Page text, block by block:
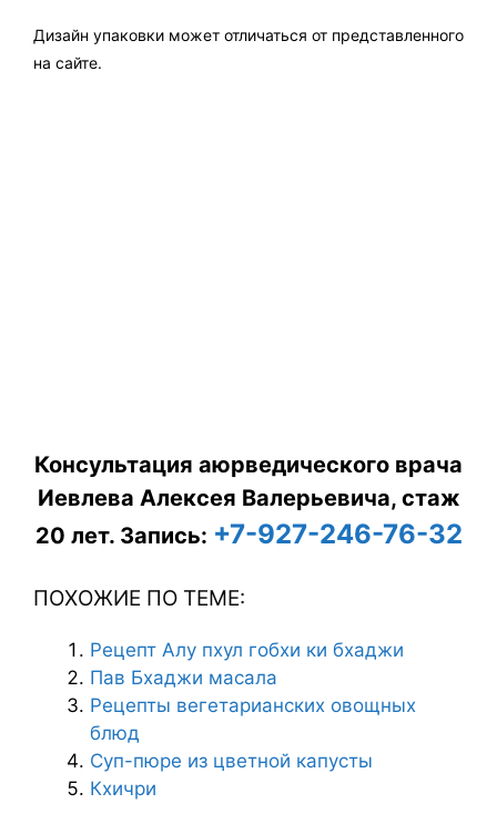
Дизайн упаковки может отличаться от представленного
на сайте.
Консультация аюрведического врача
Иевлева Алексея Валерьевича, стаж
20 лет. Запись: +7-927-246-76-32
ПОХОЖИЕ ПО ТЕМЕ:
Рецепт Алу пхул гобхи ки бхаджи
Пав Бхаджи масала
Рецепты вегетарианских овощных
блюд
Суп-пюре из цветной капусты
Кхичри